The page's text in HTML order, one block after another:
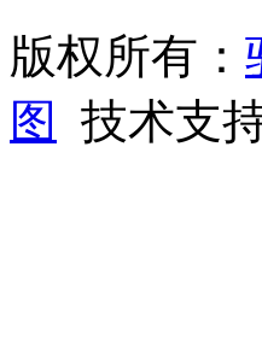
版权所有：
图
技术支